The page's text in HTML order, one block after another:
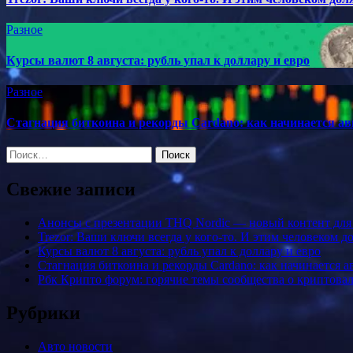
Разное
Курсы валют 8 августа: рубль упал к доллару и евро
Разное
Стагнация биткоина и рекорды Cardano: как начинается
Найти:
Свежие записи
Анонсы с презентации THQ Nordic — новый контент для
Trezor: Ваши ключи всегда у кого-то. И этим человеком
Курсы валют 8 августа: рубль упал к доллару и евро
Стагнация биткоина и рекорды Cardano: как начинается
Рбк Крипто форум: горячие темы сообщества о
Рубрики
Авто новости